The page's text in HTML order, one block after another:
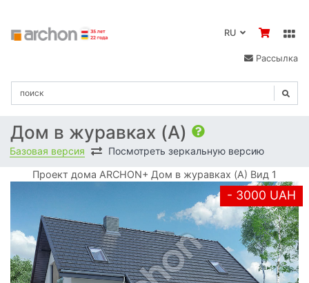
Рассылка
Дом в журавках (A)
Базовая версия Посмотреть зеркальную версию
Проект дома ARCHON+ Дом в журавках (A) Вид 1
- 3000 UAH